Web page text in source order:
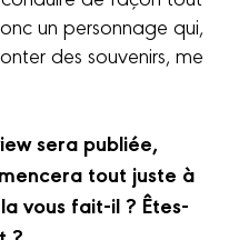
un personnage qui,
des souvenirs, me
sera publiée,
tout juste à
vous fait-il ? Êtes-